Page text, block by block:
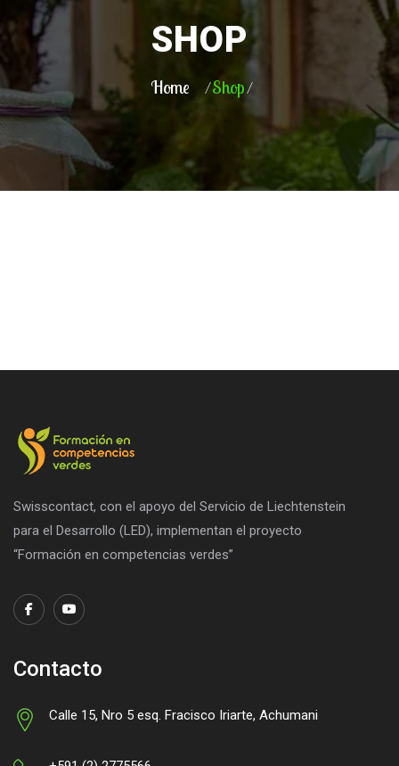
SHOP
Home Shop
Swisscontact, con el apoyo del Servicio de Liechtenstein
para el Desarrollo (LED), implementan el proyecto
“Formación en competencias verdes”
Contacto
Calle 15, Nro 5 esq. Fracisco Iriarte, Achumani